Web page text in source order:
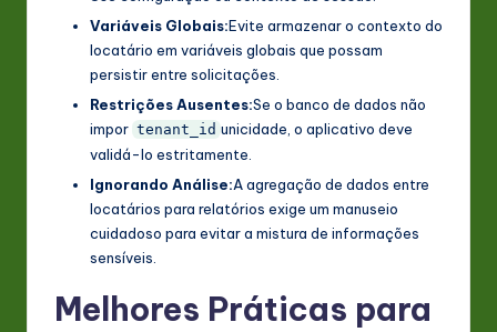
Variáveis Globais:Evite armazenar o contexto do
locatário em variáveis globais que possam
persistir entre solicitações.
Restrições Ausentes:Se o banco de dados não
impor tenant_id unicidade, o aplicativo deve
validá-lo estritamente.
Ignorando Análise:A agregação de dados entre
locatários para relatórios exige um manuseio
cuidadoso para evitar a mistura de informações
sensíveis.
Melhores Práticas para